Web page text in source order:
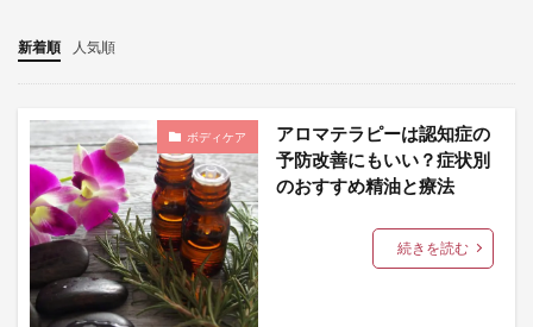
新着順 人気順
ボディケア
アロマテラピーは認知症の
予防改善にもいい？症状別
のおすすめ精油と療法
続きを読む